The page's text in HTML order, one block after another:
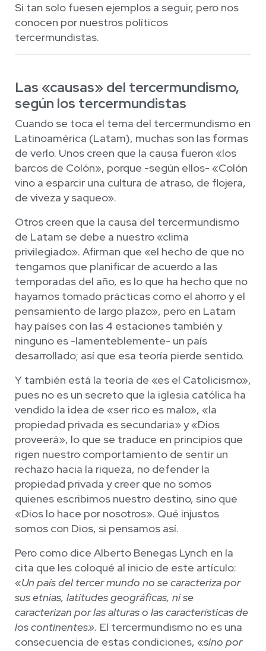
Si tan solo fuesen ejemplos a seguir, pero nos
conocen por nuestros políticos
tercermundistas.
Las «causas» del tercermundismo,
según los tercermundistas
Cuando se toca el tema del tercermundismo en
Latinoamérica (Latam), muchas son las formas
de verlo. Unos creen que la causa fueron «los
barcos de Colón», porque -según ellos- «Colón
vino a esparcir una cultura de atraso, de flojera,
de viveza y saqueo».
Otros creen que la causa del tercermundismo
de Latam se debe a nuestro «clima
privilegiado». Afirman que «el hecho de que no
tengamos que planificar de acuerdo a las
temporadas del año, es lo que ha hecho que no
hayamos tomado prácticas como el ahorro y el
pensamiento de largo plazo», pero en Latam
hay países con las 4 estaciones también y
ninguno es -lamenteblemente- un país
desarrollado; así que esa teoría pierde sentido.
Y también está la teoría de «es el Catolicismo»,
pues no es un secreto que la iglesia católica ha
vendido la idea de «ser rico es malo», «la
propiedad privada es secundaria» y «Dios
proveerá», lo que se traduce en principios que
rigen nuestro comportamiento de sentir un
rechazo hacia la riqueza, no defender la
propiedad privada y creer que no somos
quienes escribimos nuestro destino, sino que
«Dios lo hace por nosotros». Qué injustos
somos con Dios, si pensamos así.
Pero como dice Alberto Benegas Lynch en la
cita que les coloqué al inicio de este artículo:
«Un país del tercer mundo no se caracteriza por
sus etnias, latitudes geográficas, ni se
caracterizan por las alturas o las características de
los continentes». El tercermundismo no es una
consecuencia de estas condiciones, «sino por